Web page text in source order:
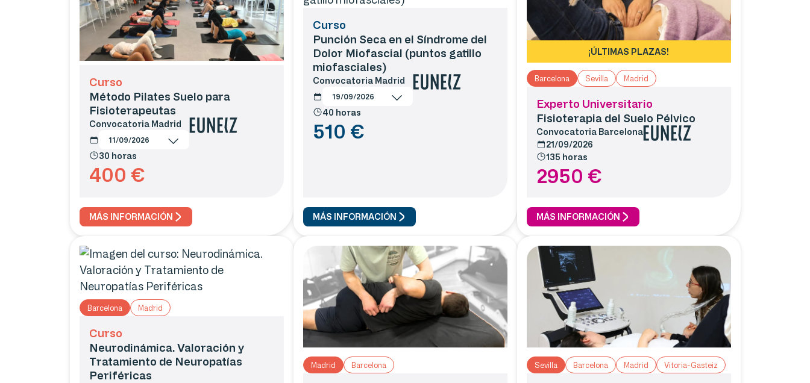
Curso
Método Pilates Suelo para
Fisioterapeutas
Convocatoria Madrid
11/09/2026
30 horas
400 €
MÁS INFORMACIÓN
Curso
Punción Seca en el Síndrome del
Dolor Miofascial (puntos gatillo
miofasciales)
Convocatoria Madrid
19/09/2026
40 horas
510 €
MÁS INFORMACIÓN
¡ÚLTIMAS PLAZAS!
Barcelona Sevilla Madrid
Experto Universitario
Fisioterapia del Suelo Pélvico
Convocatoria Barcelona
21/09/2026
135 horas
2950 €
MÁS INFORMACIÓN
Barcelona Madrid
Curso
Neurodinámica. Valoración y
Tratamiento de Neuropatías
Periféricas
Madrid Barcelona Sevilla Barcelona Madrid Vitoria-Gasteiz